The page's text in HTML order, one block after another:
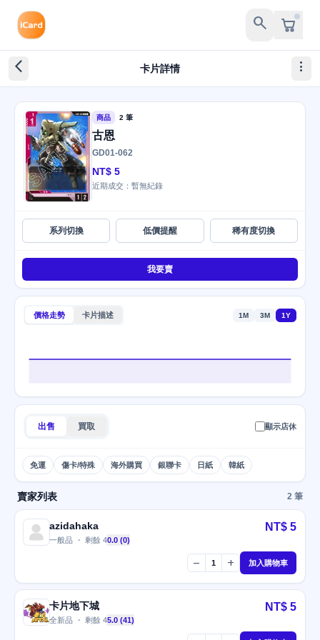
search
arrow_back_ios_new 卡片詳情 more_vert
商品 2 筆
古恩
GD01-062
NT$ 5
近期成交：暫無紀錄
系列切換 低價提醒 稀有度切換
我要賣
價格走勢 卡片描述 1M 3M 1Y
出售 買取 顯示店休
免運 傷卡/特殊 海外購買 銀聯卡 日紙 韓紙
賣家列表 2 筆
azidahaka
一般品 ・ 剩餘 40.0 (0)
NT$ 5
remove 1 add 加入購物車
卡片地下城
全新品 ・ 剩餘 45.0 (41)
NT$ 5